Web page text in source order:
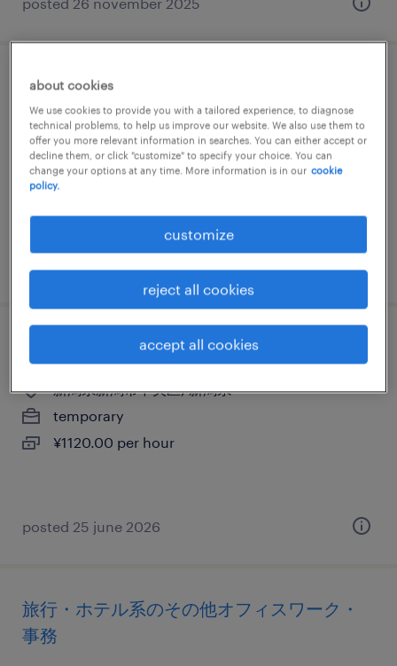
住宅・インテリア系のその他クリエイティ
ブ
新潟県新潟市中央区, 新潟県
temporary
教育関連の一般事務・oa事務
新潟県新潟市中央区, 新潟県
temporary
¥1120.00 per hour
posted 25 june 2026
旅行・ホテル系のその他オフィスワーク・
事務
about cookies
We use cookies to provide you with a tailored experience, to diagnose
technical problems, to help us improve our website. We also use them to
offer you more relevant information in searches. You can either accept or
decline them, or click "customize" to specify your choice. You can
change your options at any time. More information is in our cookie
policy.
customize
reject all cookies
accept all cookies